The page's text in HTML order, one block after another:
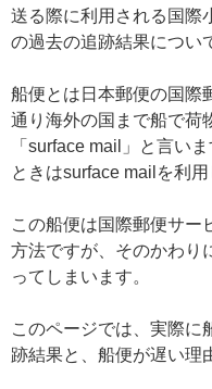
送る際に利用される国際
の過去の追跡結果につい
船便とは日本郵便の国際
通り海外の国まで船で荷
「surface mail」と言い
ときはsurface mailを利用
この船便は国際郵便サー
方法ですが、そのかわり
ってしまいます。
このページでは、実際に
跡結果と、船便が遅い理